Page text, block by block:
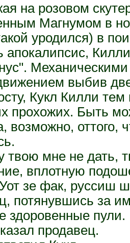
на розовом
Магнумом в
уродился) в
апокалипсис,
выбив
Кукл Килли
прохожих. Быть
возможно, оттого,
твою мне не дать,
вплотную
зе фак, руссиш
потянувшись за
здоровенные пули.
продавец.